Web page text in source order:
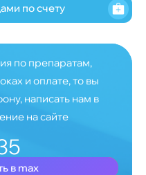
по счету
по препаратам,
и оплате, то вы
написать нам в
на сайте
в max